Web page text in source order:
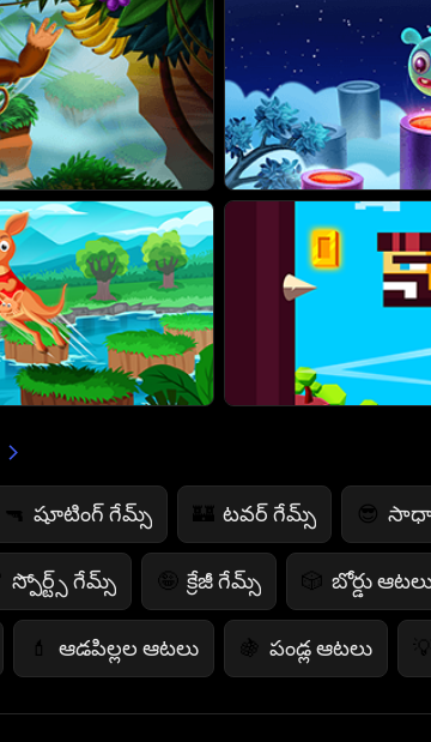
🔫 షూటింగ్ గేమ్స్ 🏰 టవర్ గేమ్స్ 😎
స్పోర్ట్స్ గేమ్స్ 🤪 క్రేజీ గేమ్స్ 🎲 బోర్డు
💄 ఆడపిల్లల ఆటలు 🍇 పండ్ల ఆటలు
👻 భయానక ఆటలు ♠️ కార్డ్ గేమ్స్ 👮